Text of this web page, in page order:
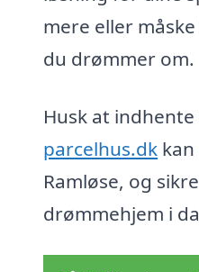
mere eller
du drømmer om.
Husk at
parcelhus.dk
Ramløse, og
drømmehjem i